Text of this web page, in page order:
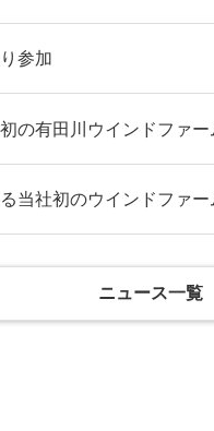
参加
の有田川ウインドファー
当社初のウインドファー
ニュース一覧